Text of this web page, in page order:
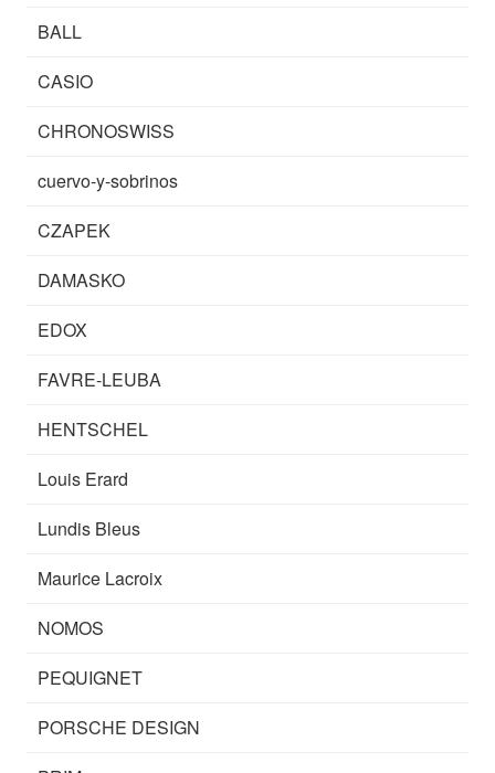
BALL
CASIO
CHRONOSWISS
cuervo-y-sobrinos
CZAPEK
DAMASKO
EDOX
FAVRE-LEUBA
HENTSCHEL
Louis Erard
Lundis Bleus
Maurice Lacroix
NOMOS
PEQUIGNET
PORSCHE DESIGN